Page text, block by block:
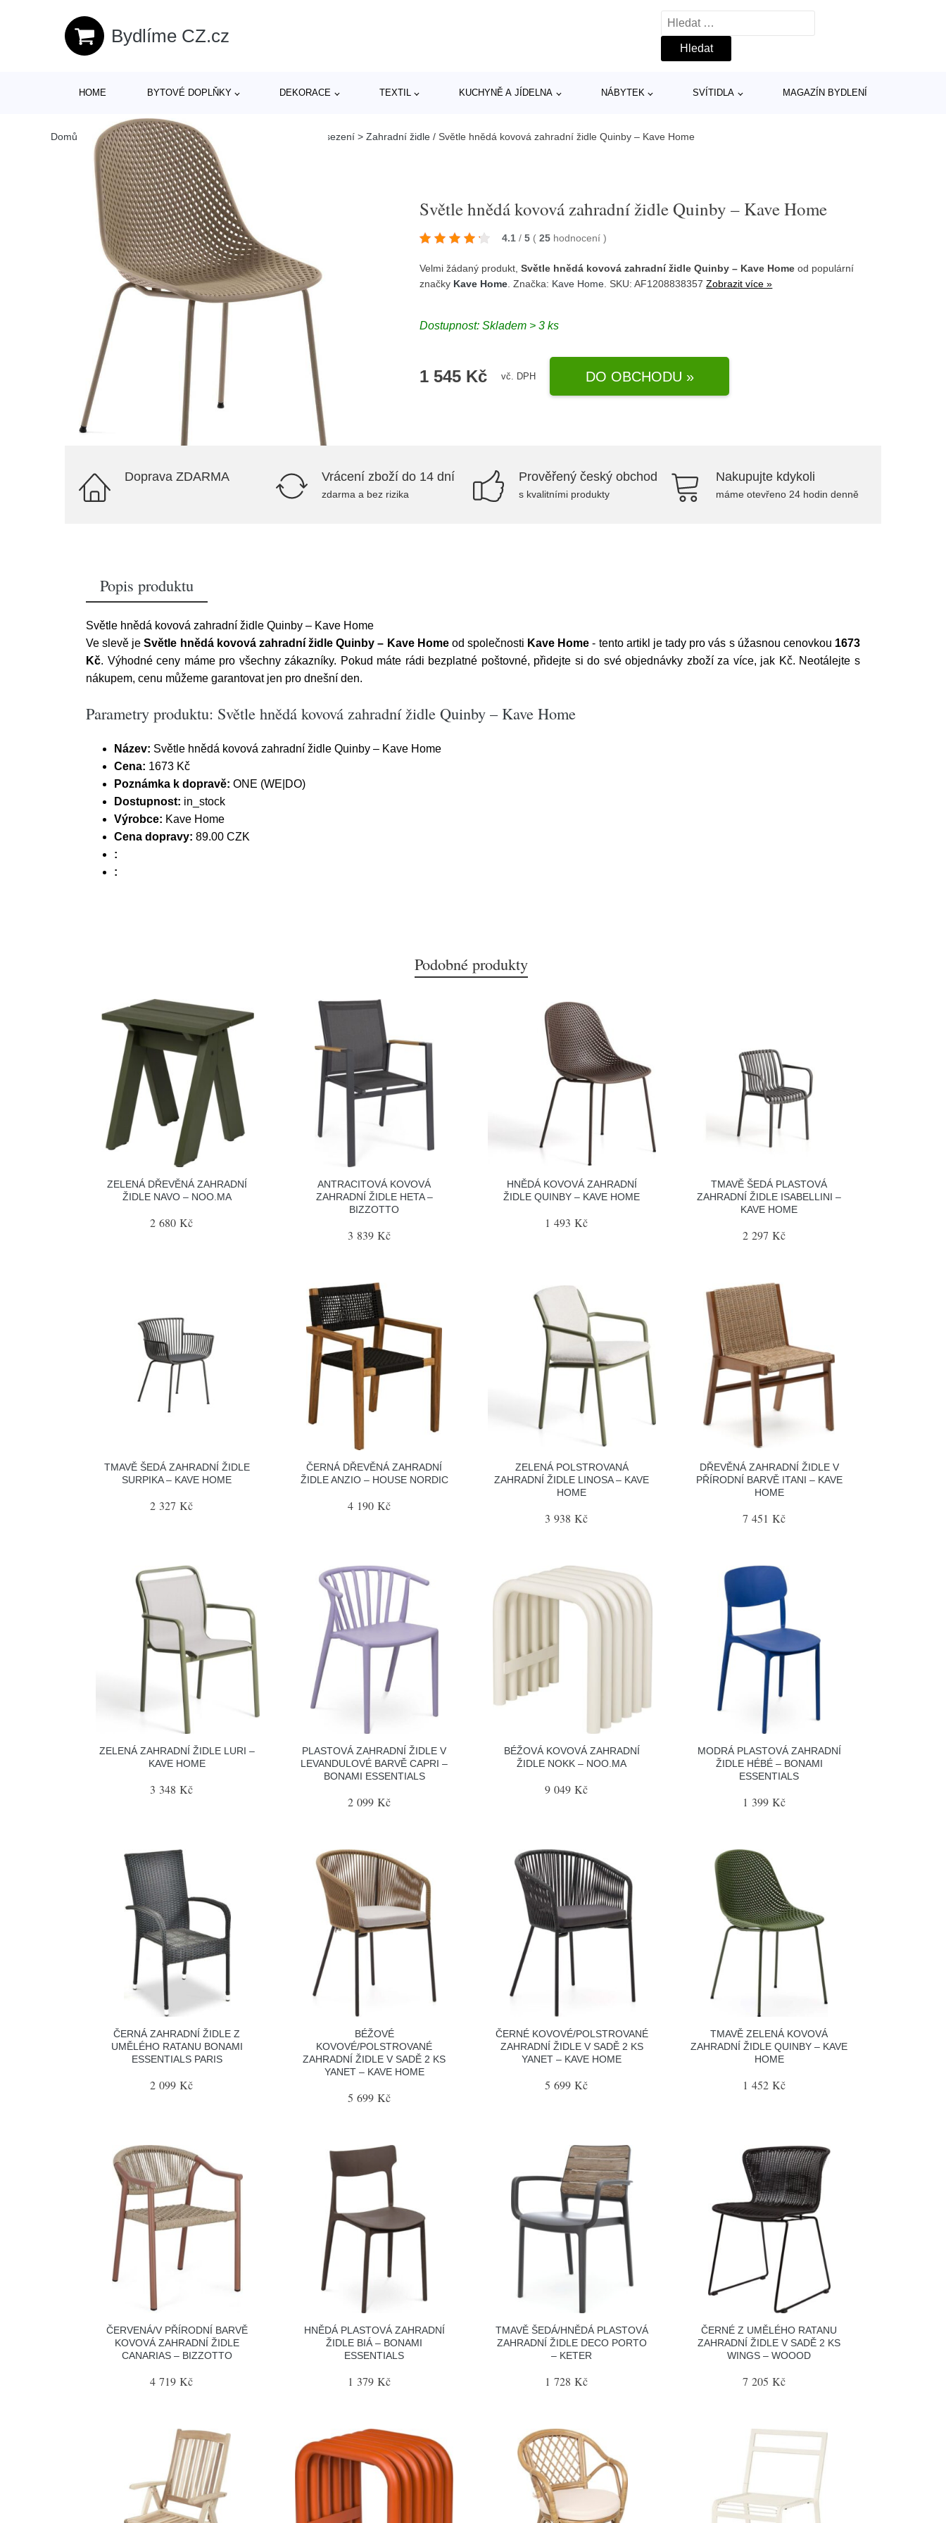
Bydlíme CZ.cz
Vyhledávání
HOME BYTOVÉ DOPLŇKY DEKORACE TEXTIL KUCHYNĚ A JÍDELNA NÁBYTEK SVÍTIDLA MAGAZÍN BYDLENÍ
Domů Produkty/> Zahrada > Zahradní nábytek > Zahradní sezení > Zahradní židle / Světle hnědá kovová zahradní židle Quinby – Kave Home
Světle hnědá kovová zahradní židle Quinby – Kave Home
4.1 / 5 ( 25 hodnocení)
Velmi žádaný produkt,Světle hnědá kovová zahradní židle Quinby – Kave Home od populární
značky Kave Home . Značka: Kave Home . SKU: AF1208838357Zobrazit více »
Dostupnost:Skladem > 3 ks
1 545 Kč vč. DPH DO OBCHODU »
Doprava ZDARMA Vrácení zboží do 14 dní
zdarma a bez rizika
Prověřený český obchod
s kvalitními produkty
Nakupujte kdykoli
máme otevřeno 24 hodin denně
Popis produktu
Světle hnědá kovová zahradní židle Quinby – Kave Home
Ve slevě jeSvětle hnědá kovová zahradní židle Quinby – Kave Homeod společnosti Kave Home - tento artikl je tady pro vás s úžasnou cenovkou 1673
Kč. Výhodné ceny máme pro všechny zákazníky. Pokud máte rádi bezplatné poštovné, přidejte si do své objednávky zboží za více, jak Kč. Neotálejte s
nákupem, cenu můžeme garantovat jen pro dnešní den.
Parametry produktu: Světle hnědá kovová zahradní židle Quinby – Kave Home
Název: Světle hnědá kovová zahradní židle Quinby – Kave Home
Cena: 1673 Kč
Poznámka k dopravě: ONE (WE|DO)
Dostupnost: in_stock
Výrobce: Kave Home
Cena dopravy: 89.00 CZK
:
:
Podobné produkty
ZELENÁ DŘEVĚNÁ ZAHRADNÍ
ŽIDLE NAVO – NOO.MA
2 680 Kč
ANTRACITOVÁ KOVOVÁ
ZAHRADNÍ ŽIDLE HETA –
BIZZOTTO
3 839 Kč
HNĚDÁ KOVOVÁ ZAHRADNÍ
ŽIDLE QUINBY – KAVE HOME
1 493 Kč
TMAVĚ ŠEDÁ PLASTOVÁ
ZAHRADNÍ ŽIDLE ISABELLINI –
KAVE HOME
2 297 Kč
TMAVĚ ŠEDÁ ZAHRADNÍ ŽIDLE
SURPIKA – KAVE HOME
2 327 Kč
ČERNÁ DŘEVĚNÁ ZAHRADNÍ
ŽIDLE ANZIO – HOUSE NORDIC
4 190 Kč
ZELENÁ POLSTROVANÁ
ZAHRADNÍ ŽIDLE LINOSA – KAVE
HOME
3 938 Kč
DŘEVĚNÁ ZAHRADNÍ ŽIDLE V
PŘÍRODNÍ BARVĚ ITANI – KAVE
HOME
7 451 Kč
ZELENÁ ZAHRADNÍ ŽIDLE LURI –
KAVE HOME
3 348 Kč
PLASTOVÁ ZAHRADNÍ ŽIDLE V
LEVANDULOVÉ BARVĚ CAPRI –
BONAMI ESSENTIALS
2 099 Kč
BÉŽOVÁ KOVOVÁ ZAHRADNÍ
ŽIDLE NOKK – NOO.MA
9 049 Kč
MODRÁ PLASTOVÁ ZAHRADNÍ
ŽIDLE HÉBÉ – BONAMI
ESSENTIALS
1 399 Kč
ČERNÁ ZAHRADNÍ ŽIDLE Z
UMĚLÉHO RATANU BONAMI
ESSENTIALS PARIS
2 099 Kč
BÉŽOVÉ
KOVOVÉ/POLSTROVANÉ
ZAHRADNÍ ŽIDLE V SADĚ 2 KS
YANET – KAVE HOME
5 699 Kč
ČERNÉ KOVOVÉ/POLSTROVANÉ
ZAHRADNÍ ŽIDLE V SADĚ 2 KS
YANET – KAVE HOME
5 699 Kč
TMAVĚ ZELENÁ KOVOVÁ
ZAHRADNÍ ŽIDLE QUINBY – KAVE
HOME
1 452 Kč
ČERVENÁ/V PŘÍRODNÍ BARVĚ
KOVOVÁ ZAHRADNÍ ŽIDLE
CANARIAS – BIZZOTTO
4 719 Kč
HNĚDÁ PLASTOVÁ ZAHRADNÍ
ŽIDLE BIÁ – BONAMI
ESSENTIALS
1 379 Kč
TMAVĚ ŠEDÁ/HNĚDÁ PLASTOVÁ
ZAHRADNÍ ŽIDLE DECO PORTO
– KETER
1 728 Kč
ČERNÉ Z UMĚLÉHO RATANU
ZAHRADNÍ ŽIDLE V SADĚ 2 KS
WINGS – WOOOD
7 205 Kč